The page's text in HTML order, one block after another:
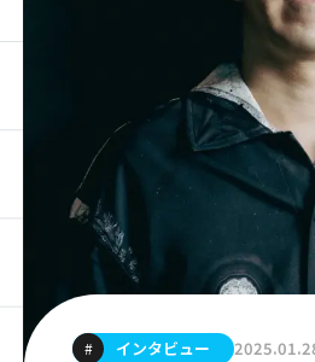
# インタビュー